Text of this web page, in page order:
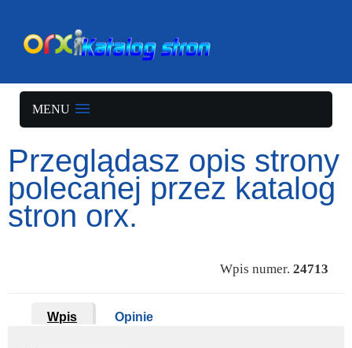
MENU
Przeglądasz opis strony
polecanej przez katalog
stron orx.
Wpis numer. 24713
Wpis Opinie